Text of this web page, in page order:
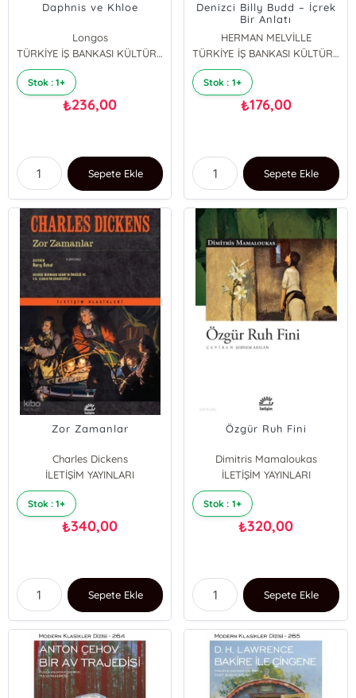
Daphnis ve Khloe
Longos
TÜRKİYE İŞ BANKASI KÜLTÜR YAYINLARI
Stok : 1+
₺236,00
Sepete Ekle
Denizci Billy Budd – İçrek
Bir Anlatı
HERMAN MELVİLLE
TÜRKİYE İŞ BANKASI KÜLTÜR YAYINLARI
Stok : 1+
₺176,00
Sepete Ekle
Zor Zamanlar
Charles Dickens
İLETİŞİM YAYINLARI
Stok : 1+
₺340,00
Sepete Ekle
Özgür Ruh Fini
Dimitris Mamaloukas
İLETİŞİM YAYINLARI
Stok : 1+
₺320,00
Sepete Ekle